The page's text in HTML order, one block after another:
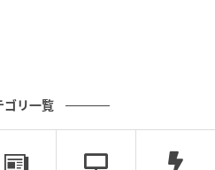
ゴリ一覧